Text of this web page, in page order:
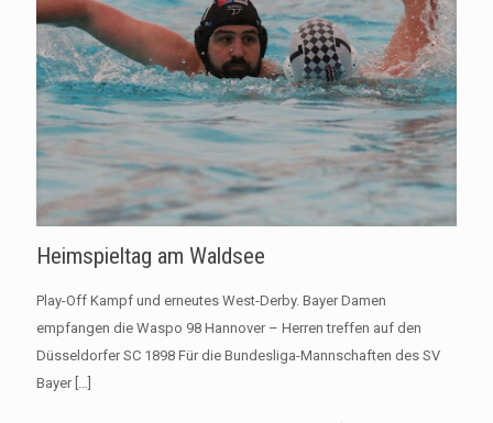
Heimspieltag am Waldsee
Play-Off Kampf und erneutes West-Derby. Bayer Damen
empfangen die Waspo 98 Hannover – Herren treffen auf den
Düsseldorfer SC 1898 Für die Bundesliga-Mannschaften des SV
Bayer[…]